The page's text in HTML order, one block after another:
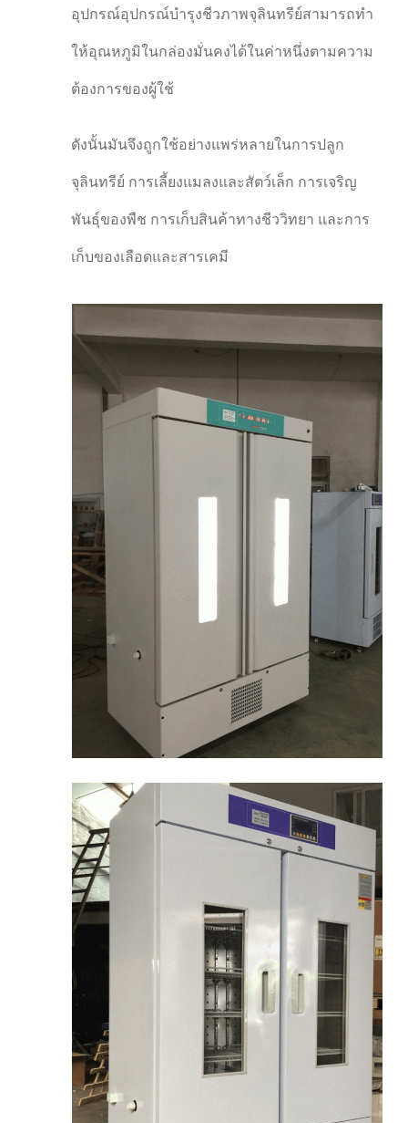
อุปกรณ์อุปกรณ์บํารุงชีวภาพจุลินทรีย์สามารถทํา
ให้อุณหภูมิในกล่องมั่นคงได้ในค่าหนึ่งตามความ
ต้องการของผู้ใช้
ดังนั้นมันจึงถูกใช้อย่างแพร่หลายในการปลูก
จุลินทรีย์ การเลี้ยงแมลงและสัตว์เล็ก การเจริญ
พันธุ์ของพืช การเก็บสินค้าทางชีววิทยา และการ
เก็บของเลือดและสารเคมี